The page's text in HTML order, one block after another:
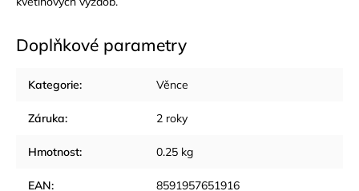
Doplňkové parametry
Kategorie: Věnce
Záruka: 2 roky
Hmotnost: 0.25 kg
EAN: 8591957651916